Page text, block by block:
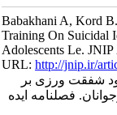
Babakhani A, Kord
Training On
Adolescents Le.
URL:http://jnip.ir/
شفقت ورزی بر
فصلنامه ایده